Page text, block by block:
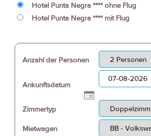
Hotel Punta Negra **** ohne Flug
Hotel Punta Negra **** mit Flug
Anzahl der Personen
Ankunftsdatum
Zimmertyp
Mietwagen